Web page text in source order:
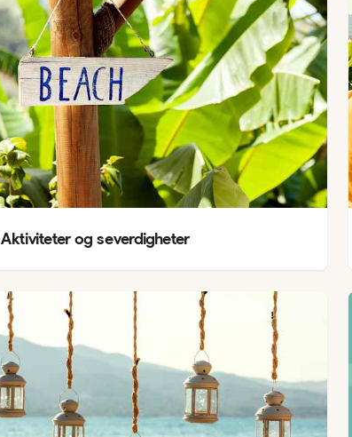
Aktiviteter og severdigheter